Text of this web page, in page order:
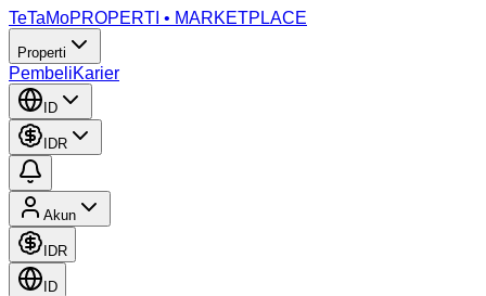
TeTaMoPROPERTI • MARKETPLACE
Properti
PembeliKarier
ID
IDR
Akun
IDR
ID